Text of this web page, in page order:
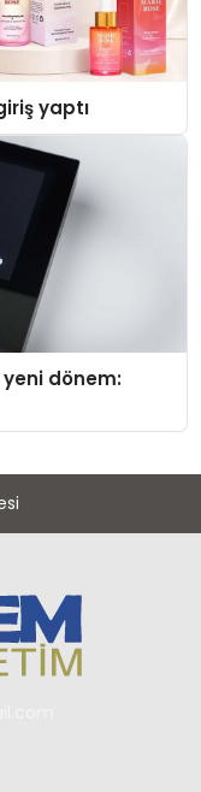
yaptı
yeni dönem: